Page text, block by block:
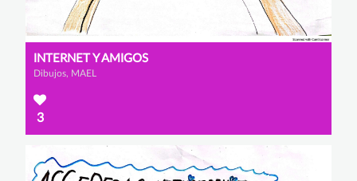
INTERNET Y AMIGOS
Dibujos, MAEL
3